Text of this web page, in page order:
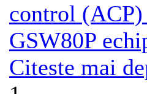
control
GSW80P
Citeste mai